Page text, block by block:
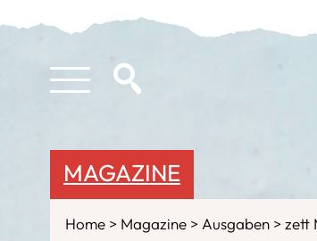
MAGAZINE
Home Magazine Ausgaben zett